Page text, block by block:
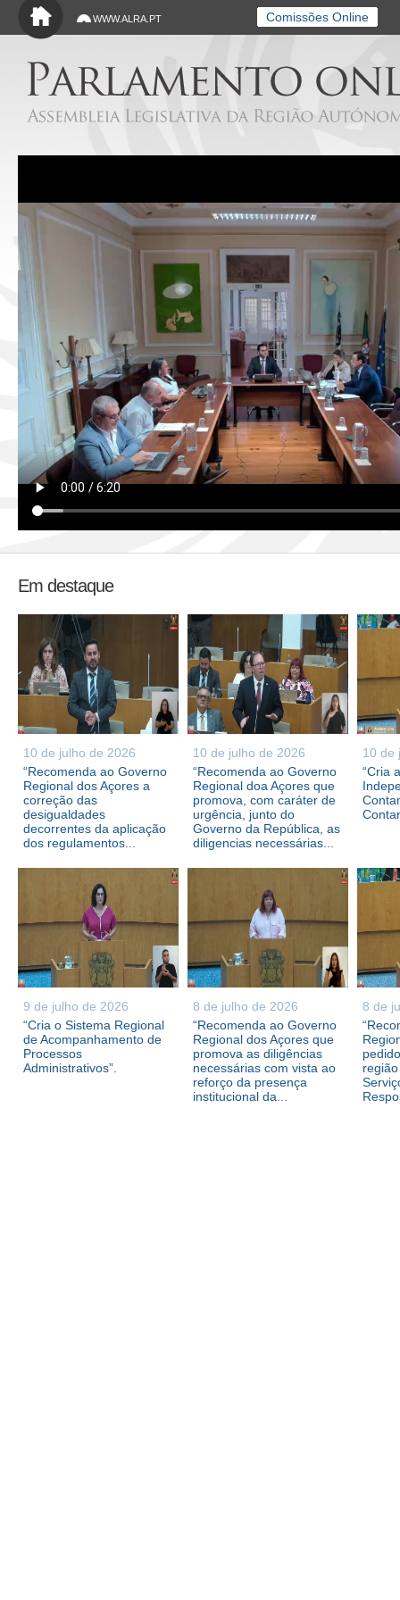
Saltar para o conteúdo principal
WWW.ALRA.PT Comissões Online
Em destaque
10 de julho de 2026
“Recomenda ao Governo
Regional dos Açores a
correção das
desigualdades
decorrentes da aplicação
dos regulamentos...
10 de julho de 2026
“Recomenda ao Governo
Regional doa Açores que
promova, com caráter de
urgência, junto do
Governo da República, as
diligencias necessárias...
10 de
“Cria
9 de julho de 2026
“Cria o Sistema Regional
de Acompanhamento de
Processos
Administrativos”.
8 de julho de 2026
“Recomenda ao Governo
Regional dos Açores que
promova as diligências
necessárias com vista ao
reforço da presença
institucional da...
8 de